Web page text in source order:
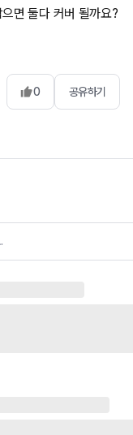
면 둘다 커버 될까요?
0 공유하기